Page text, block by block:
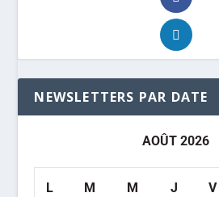
NEWSLETTERS PAR DATE
AOÛT 2026
L M M J V